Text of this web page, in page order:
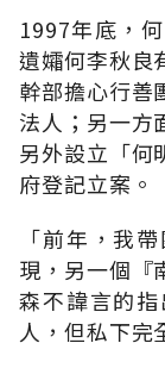
1997年底，
遺孀何李秋良
幹部擔心行善
法人；另一方
另外設立「何
府登記立案。
「前年，我
現，另一個『
森不諱言的
人，但私下完